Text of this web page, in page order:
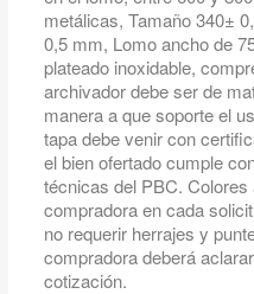
metálicas, Tamaño 340±
0,5 mm, Lomo ancho de
plateado inoxidable,
archivador debe ser de
manera a que soporte el
tapa debe venir con
el bien ofertado cumple
técnicas del PBC. Colores
compradora en cada
no requerir herrajes y
compradora deberá
cotización.